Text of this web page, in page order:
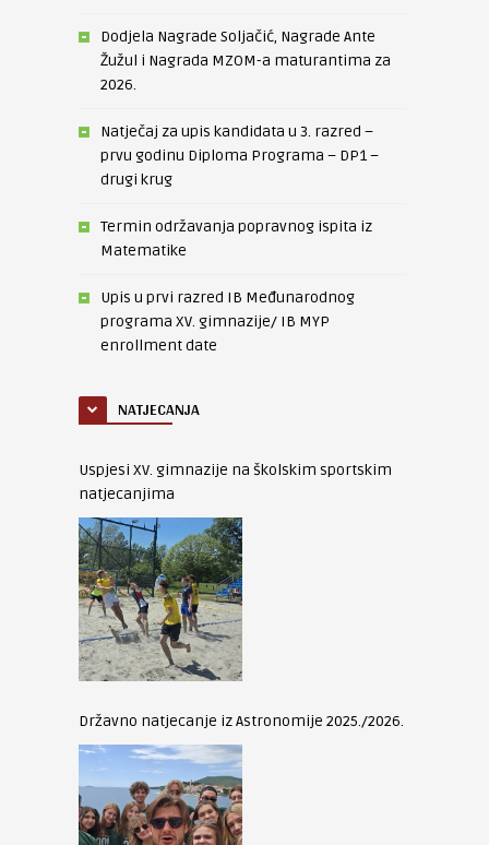
Dodjela Nagrade Soljačić, Nagrade Ante
Žužul i Nagrada MZOM-a maturantima za
2026.
Natječaj za upis kandidata u 3. razred –
prvu godinu Diploma Programa – DP1 –
drugi krug
Termin održavanja popravnog ispita iz
Matematike
Upis u prvi razred IB Međunarodnog
programa XV. gimnazije/ IB MYP
enrollment date
NATJECANJA
Uspjesi XV. gimnazije na školskim sportskim
natjecanjima
Državno natjecanje iz Astronomije 2025./2026.